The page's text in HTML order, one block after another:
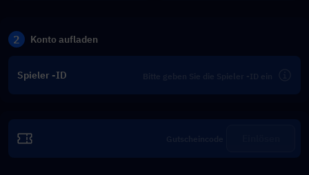
2 Konto aufladen
Spieler -ID